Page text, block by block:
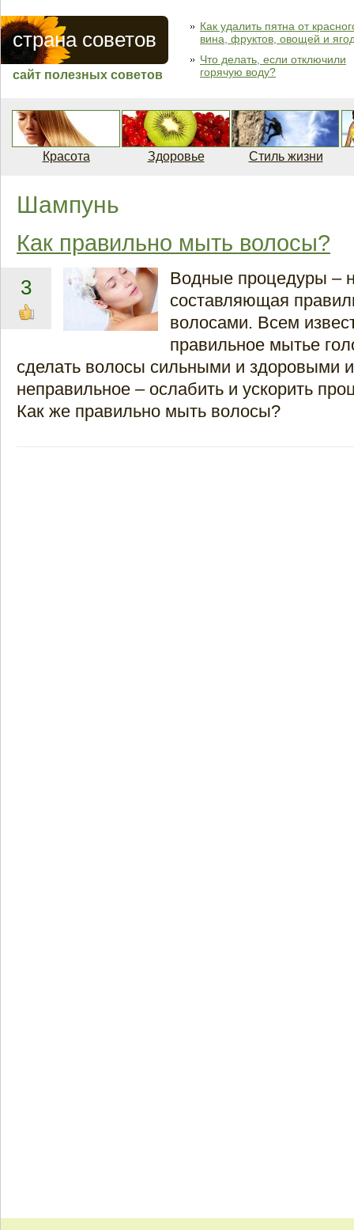
страна советов
сайт полезных советов
Как удалить пятна от
вина, фруктов, овощей и
Что делать, если отключили
горячую воду?
Красота Здоровье Стиль жизни
Шампунь
Как правильно мыть волосы?
3
Водные процедуры –
составляющая
волосами. Всем
правильное мытье
сделать волосы сильными и здоровыми
неправильное – ослабить и ускорить
Как же правильно мыть волосы?